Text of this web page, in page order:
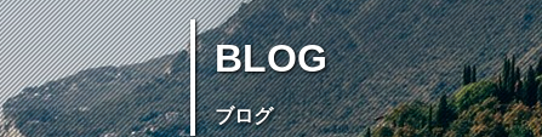
BLOG
ブログ